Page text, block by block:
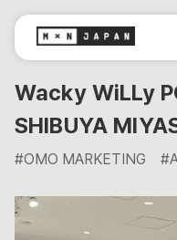
Wacky WiLLy
SHIBUYA
#OMO MARKETING